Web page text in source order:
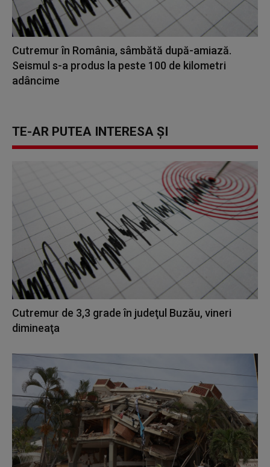
Cutremur în România, sâmbătă după-amiază.
Seismul s-a produs la peste 100 de kilometri
adâncime
TE-AR PUTEA INTERESA ȘI
Cutremur de 3,3 grade în judeţul Buzău, vineri
dimineaţa